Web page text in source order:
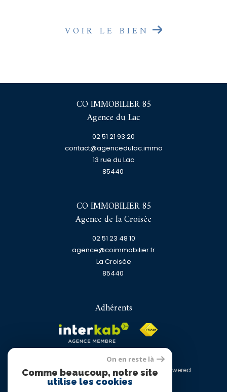
VOIR LE BIEN
CO IMMOBILIER 85
Agence du Lac
02 51 21 93 20
contact@agencedulac.immo
13 rue du Lac
85440
CO IMMOBILIER 85
Agence de la Croisée
02 51 23 48 10
agence@coimmobilier.fr
La Croisée
85440
Adhérents
© 2026 | Tous droits réservés | Traduction powered
by Google |
On en reste là
Comme beaucoup, notre site
utilise les cookies